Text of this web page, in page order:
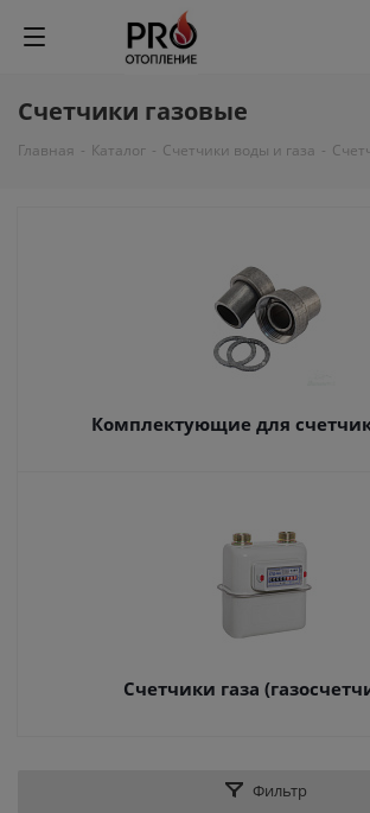
Счетчики газовые
Главная - Каталог - Счетчики воды и газа -
Комплектующие для
Счетчики газа
Фильтр